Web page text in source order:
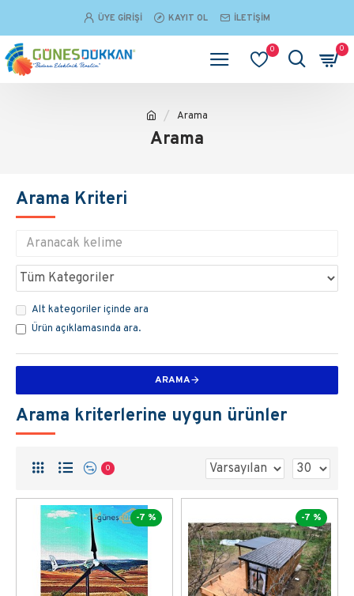
ÜYE GIRIŞI KAYIT OL İLETIŞIM
0 0
Arama
Arama
Arama Kriteri
Alt kategoriler içinde ara
Ürün açıklamasında ara.
ARAMA
Arama kriterlerine uygun ürünler
0
-7 % -7 %